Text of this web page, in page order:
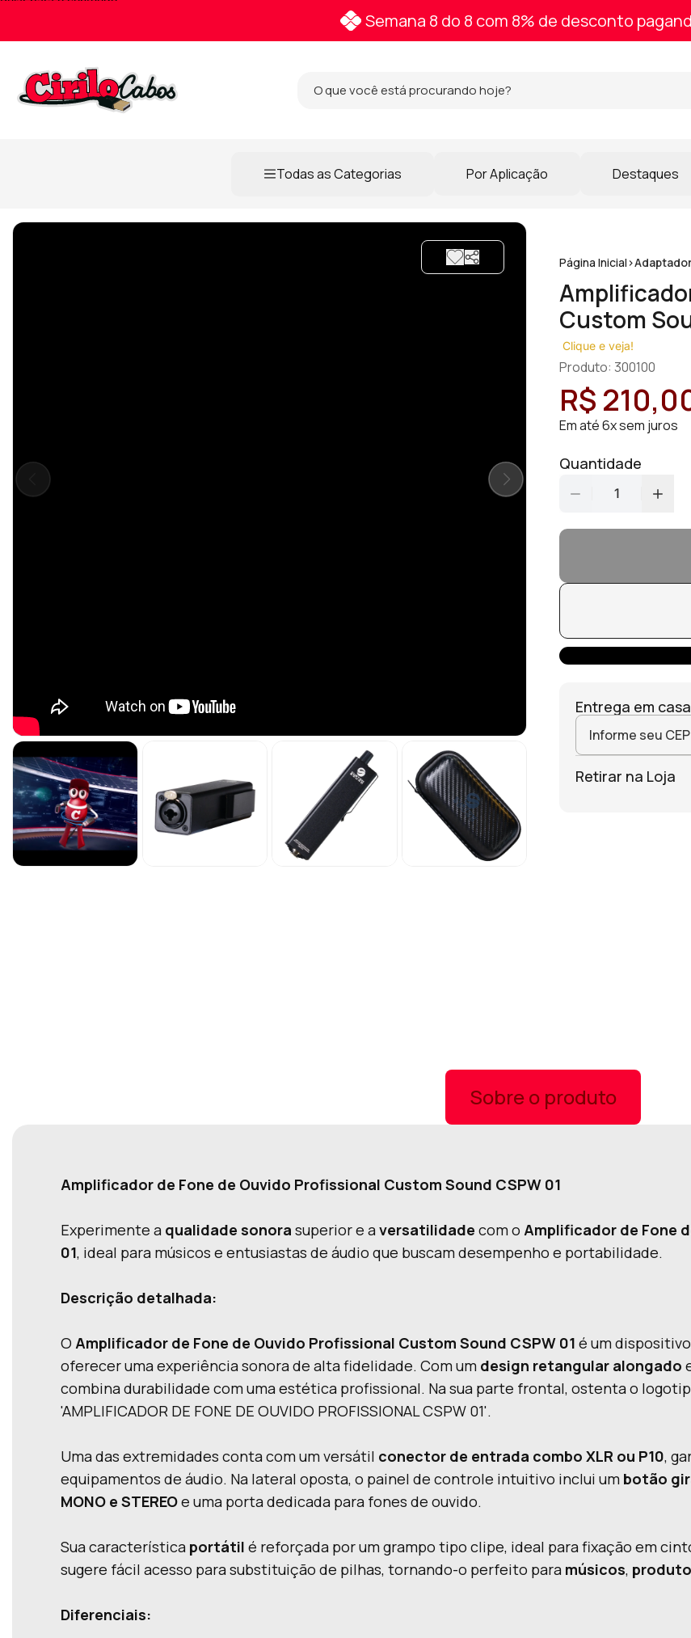
Semana 8 do 8 com 8% de desconto
Todas as Categorias Por Aplicação Destaques
Página Inicial>
Custom
Clique e veja!
Produto: 300100
R$
Em até 6x sem juros
Quantidade
1
Entrega em casa
Retirar na Loja
Sobre o produto
Amplificador de Fone de Ouvido Profissional Custom Sound CSPW 01
Experimente a qualidade sonora superior e aversatilidade com o Amplificador de Fone
01, ideal para músicos e entusiastas de áudio que buscam desempenho e portabilidade.
Descrição detalhada:
O Amplificador de Fone de Ouvido Profissional Custom Sound CSPW 01 é um
oferecer uma experiência sonora de alta fidelidade. Com um design retangular alongado
combina durabilidade com uma estética profissional. Na sua parte frontal, ostenta o
'AMPLIFICADOR DE FONE DE OUVIDO PROFISSIONAL CSPW 01'.
Uma das extremidades conta com um versátil conector de entrada combo XLR ou P10,
equipamentos de áudio. Na lateral oposta, o painel de controle intuitivo inclui um botão
MONO e STEREOe uma porta dedicada para fones de ouvido.
Sua característica portátil é reforçada por um grampo tipo clipe, ideal para fixação em
sugere fácil acesso para substituição de pilhas, tornando-o perfeito para músicos,
Diferenciais: